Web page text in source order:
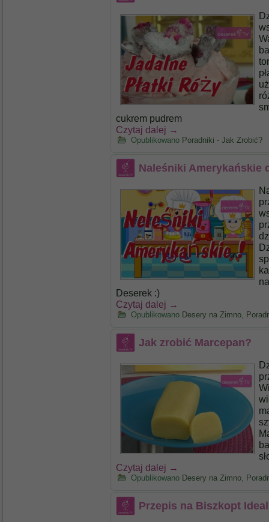
cukrem pudrem
Czytaj dalej →
Opublikowano Poradniki - Jak Zrobić?
Naleśniki Amerykańskie
Deserek :)
Czytaj dalej →
Opublikowano Desery na Zimno,
Jak zrobić Marcepan?
Czytaj dalej →
Opublikowano Desery na Zimno,
Przepis na Biszkopt